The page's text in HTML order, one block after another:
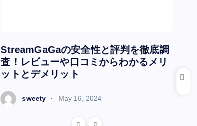
StreamGaGaの安全性と評判を徹底調
査！レビューや口コミからわかるメリ
ットとデメリット
sweety May 16, 2024